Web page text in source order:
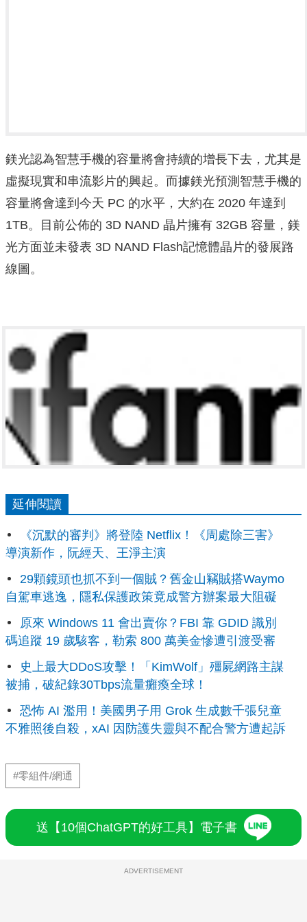
鎂光認為智慧手機的容量將會持續的增長下去，尤其是
虛擬現實和串流影片的興起。而據鎂光預測智慧手機的
容量將會達到今天 PC 的水平，大約在 2020 年達到
1TB。目前公佈的 3D NAND 晶片擁有 32GB 容量，鎂
光方面並未發表 3D NAND Flash記憶體晶片的發展路
線圖。
延伸閱讀
《沉默的審判》將登陸 Netflix！《周處除三害》
導演新作，阮經天、王淨主演
29顆鏡頭也抓不到一個賊？舊金山竊賊搭Waymo
自駕車逃逸，隱私保護政策竟成警方辦案最大阻礙
原來 Windows 11 會出賣你？FBI 靠 GDID 識別
碼追蹤 19 歲駭客，勒索 800 萬美金慘遭引渡受審
史上最大DDoS攻擊！「KimWolf」殭屍網路主謀
被捕，破紀錄30Tbps流量癱瘓全球！
恐怖 AI 濫用！美國男子用 Grok 生成數千張兒童
不雅照後自殺，xAI 因防護失靈與不配合警方遭起訴
#零組件/網通
送【10個ChatGPT的好工具】電子書
ADVERTISEMENT